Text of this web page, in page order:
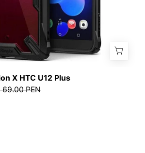
/
RFXHTCU12PBDastore
X HTC U12 Plus
69.00 PEN